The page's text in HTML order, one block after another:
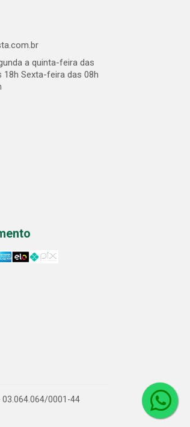
a quinta-feira das
18h Sexta-feira das 08h
03.064.064/0001-44